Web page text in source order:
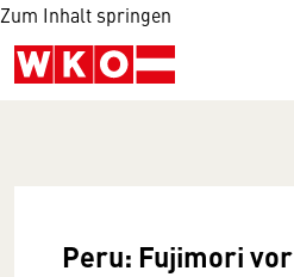
Zum Inhalt springen
Peru: Fujimori vor